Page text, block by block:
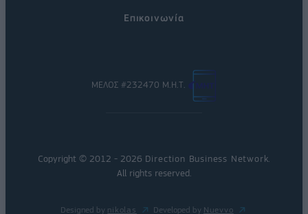
Επικοινωνία
ΜΕΛΟΣ #232470 Μ.Η.Τ.
Copyright © 2012 - 2026 Direction Business Network
All rights reserved.
Designed by nikolas Developed by Nuevvo